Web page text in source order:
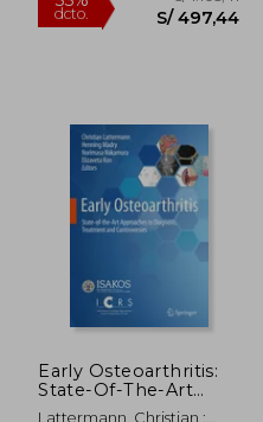
55%
dcto. S/ 229,75
Early Osteoarthritis:
State-Of-The-Art
Approaches to
Lattermann, Christian ;